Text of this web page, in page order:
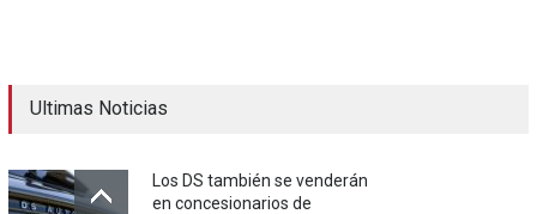
Ultimas Noticias
Los DS también se venderán
en concesionarios de